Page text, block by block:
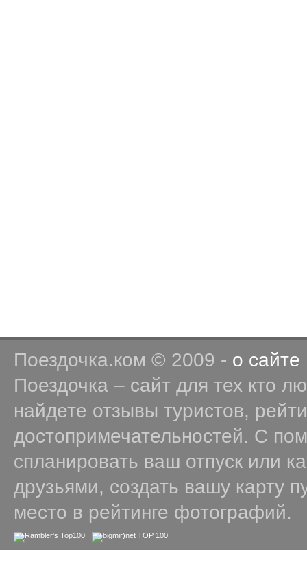
Поездочка.ком © 2009 - о сайте
Поездочка – сайт для тех кто
найдете отзывы туристов,
достопримечательностей. С
спланировать ваш отпуск или
друзьями, создать вашу карту
место в рейтинге фотографий.